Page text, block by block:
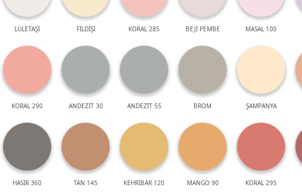
LÜLETAŞI FİLDİŞİ KORAL 285 BEJİ PEMBE MASAL 100
KORAL 290 ANDEZİT 30 ANDEZİT 55 BROM ŞAMPANYA
HASIR 360 TAN 145 KEHRİBAR 120 MANGO 90 KORAL 295